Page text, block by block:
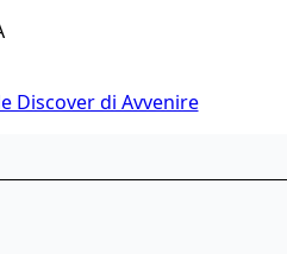
Discover di Avvenire